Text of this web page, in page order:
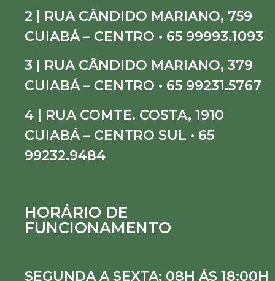
2 | RUA CÂNDIDO MARIANO, 759
CUIABÁ – CENTRO • 65 99993.1093
3 | RUA CÂNDIDO MARIANO, 379
CUIABÁ – CENTRO • 65 99231.5767
4 | RUA COMTE. COSTA, 1910
CUIABÁ – CENTRO SUL • 65
99232.9484
HORÁRIO DE
FUNCIONAMENTO
SEGUNDA A SEXTA: 08H ÁS 18:00H